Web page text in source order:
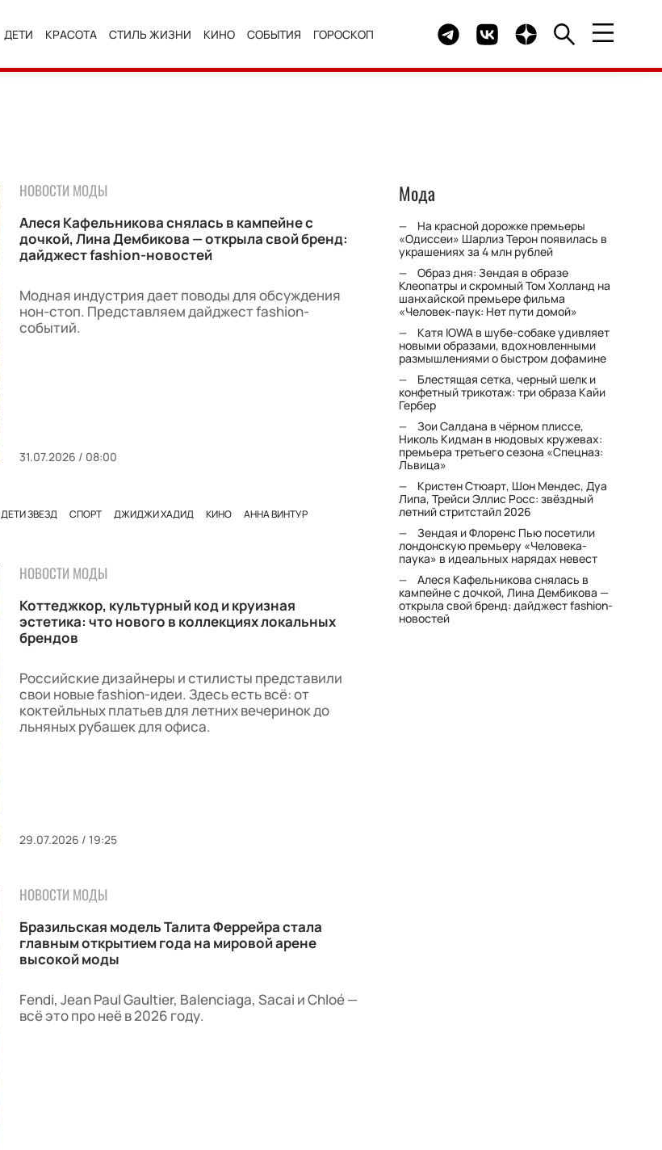
ДЕТИ КРАСОТА СТИЛЬ ЖИЗНИ КИНО СОБЫТИЯ ГОРОСКОП Telegram канал HELLO
Группа HELLO Вконтакте
Канал HELLO в Дзен
НОВОСТИ МОДЫ
Алеся Кафельникова снялась в кампейне с
дочкой, Лина Дембикова — открыла свой бренд:
дайджест fashion-новостей
Модная индустрия дает поводы для обсуждения
нон-стоп. Представляем дайджест fashion-
событий.
31.07.2026 / 08:00
ДЕТИ ЗВЕЗД СПОРТ ДЖИДЖИ ХАДИД КИНО АННА ВИНТУР
НОВОСТИ МОДЫ
Коттеджкор, культурный код и круизная
эстетика: что нового в коллекциях локальных
брендов
Российские дизайнеры и стилисты представили
свои новые fashion-идеи. Здесь есть всё: от
коктейльных платьев для летних вечеринок до
льняных рубашек для офиса.
29.07.2026 / 19:25
НОВОСТИ МОДЫ
Бразильская модель Талита Феррейра стала
главным открытием года на мировой арене
высокой моды
Fendi, Jean Paul Gaultier, Balenciaga, Sacai и Chloé —
всё это про неё в 2026 году.
Мода
На красной дорожке премьеры
«Одиссеи» Шарлиз Терон появилась в
украшениях за 4 млн рублей
Образ дня: Зендая в образе
Клеопатры и скромный Том Холланд на
шанхайской премьере фильма
«Человек-паук: Нет пути домой»
Катя IOWA в шубе-собаке удивляет
новыми образами, вдохновленными
размышлениями о быстром дофамине
Блестящая сетка, черный шелк и
конфетный трикотаж: три образа Кайи
Гербер
Зои Салдана в чёрном плиссе,
Николь Кидман в нюдовых кружевах:
премьера третьего сезона «Спецназ:
Львица»
Кристен Стюарт, Шон Мендес, Дуа
Липа, Трейси Эллис Росс: звёздный
летний стритстайл 2026
Зендая и Флоренс Пью посетили
лондонскую премьеру «Человека-
паука» в идеальных нарядах невест
Алеся Кафельникова снялась в
кампейне с дочкой, Лина Дембикова —
открыла свой бренд: дайджест fashion-
новостей